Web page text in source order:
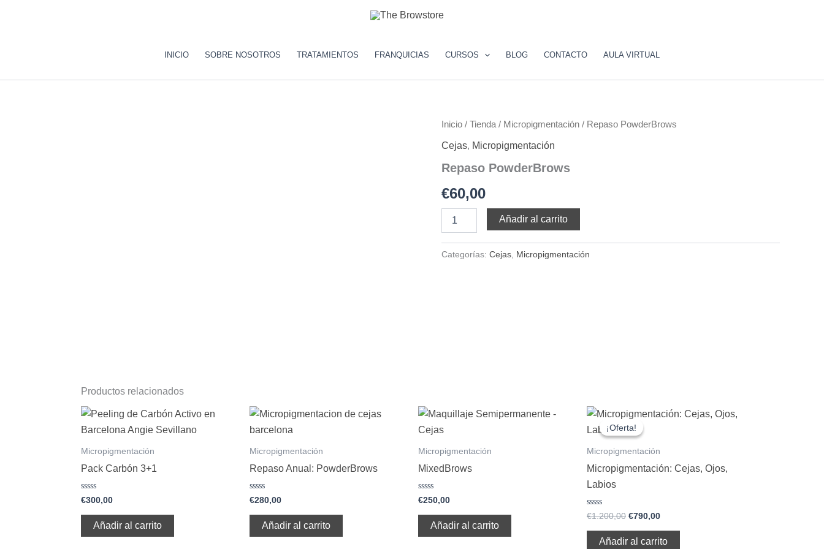
INICIO SOBRE NOSOTROS TRATAMIENTOS FRANQUICIAS CURSOS BLOG CONTACTO AULA VIRTUAL
Inicio / Tienda / Micropigmentación / Repaso PowderBrows
Cejas, Micropigmentación
Repaso PowderBrows
€60,00
Repaso
cantidad
Añadir al carrito
Categorías: Cejas Micropigmentación
Productos relacionados
Micropigmentación
Pack Carbón 3+1
Valorado
con
0
€300,00
Añadir al carrito
Micropigmentación
Repaso Anual: PowderBrows
Valorado
con
0
€280,00
Añadir al carrito
Micropigmentación
MixedBrows
Valorado
con
0
€250,00
Añadir al carrito
¡Oferta!
¡Oferta!
Micropigmentación
Micropigmentación: Cejas, Ojos,
Labios
Valorado
con
0
€1.200,00
El
precio
original
€1.200,00.
€790,00
El
Añadir al carrito